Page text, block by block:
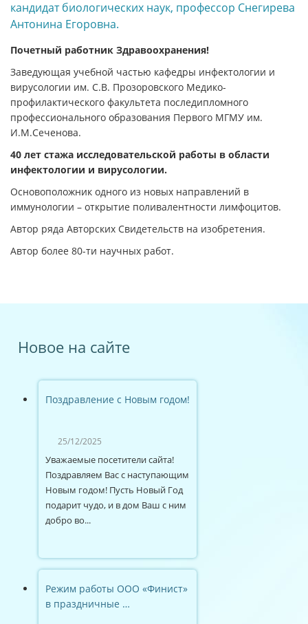
кандидат биологических наук, профессор Снегирева
Антонина Егоровна.
Почетный работник Здравоохранения!
Заведующая учебной частью кафедры инфектологии и
вирусологии им. С.В. Прозоровского Медико-
профилактического факультета последипломного
профессионального образования Первого МГМУ им.
И.М.Сеченова.
40 лет стажа исследовательской работы в области
инфектологии и вирусологии.
Основоположник одного из новых направлений в
иммунологии – открытие поливалентности лимфоцитов.
Автор ряда Авторских Свидетельств на изобретения.
Автор более 80-ти научных работ.
Новое на сайте
Поздравление с Новым годом!
25/12/2025
Уважаемые посетители сайта!
Поздравляем Вас с наступающим
Новым годом! Пусть Новый Год
подарит чудо, и в дом Ваш с ним
добро во...
Режим работы ООО «Финист»
в праздничные …